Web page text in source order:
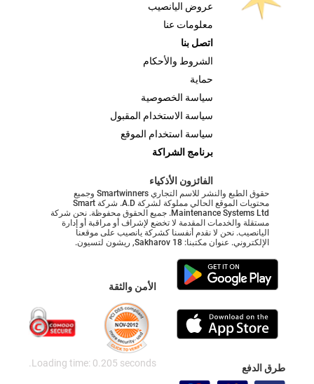
عروض اليانصيب
معلومات عنا
اتصل بنا
الشروط والأحكام
حماية
سياسة الخصوصية
سياسة الاستخدام المقبول
سياسة استخدام الموقع
برنامج الشراكة
الفائزون الأذكياء
حقوق الطبع والنشر للاسم التجاري Smartwinners وجميع
محتويات الموقع الحالي مملوكة لشركة A.D. شركة Smart
Maintenance Systems Ltd. جميع الحقوق محفوظة. نحن شركة
مستقلة والخدمات المقدمة لا تخضع لإشراف أو مراقبة أو إدارة
اليانصيب. نحن لا نقدم أنفسنا كشركة يانصيب على موقعنا
الإلكتروني. عنوان مكتبنا: Sakharov 18, ريشون لتسيون.
طرق الدفع
الأمن والثقة
Loading time: 0.205 seconds.